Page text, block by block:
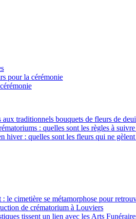
pour la cérémonie
aux traditionnels bouquets de fleurs de
: quelles sont les règles à
hiver : quelles sont les fleurs qui ne gèlent
le cimetière se métamorphose pour
de crématorium à Louviers
tissent un lien avec les Arts